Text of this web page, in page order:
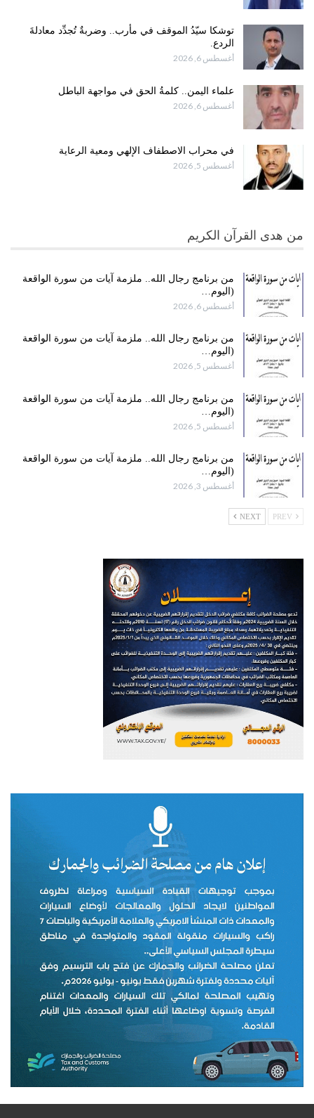
توشكا سيّدُ الموقف في مأرب.. وضربةٌ تُجدِّد معادلةَ
الردع.
أغسطس 6, 2026
علماء اليمن.. كلمةُ الحق في مواجهة الباطل
أغسطس 6, 2026
في محراب الاصطفاف الإلهي ومعية الرعاية
أغسطس 5, 2026
من هدى القرآن الكريم
من برنامج رجال الله.. ملزمة آيات من سورة الواقعة
(اليوم…
أغسطس 6, 2026
من برنامج رجال الله.. ملزمة آيات من سورة الواقعة
(اليوم…
أغسطس 5, 2026
من برنامج رجال الله.. ملزمة آيات من سورة الواقعة
(اليوم…
أغسطس 5, 2026
من برنامج رجال الله.. ملزمة آيات من سورة الواقعة
(اليوم…
أغسطس 3, 2026
NEXT